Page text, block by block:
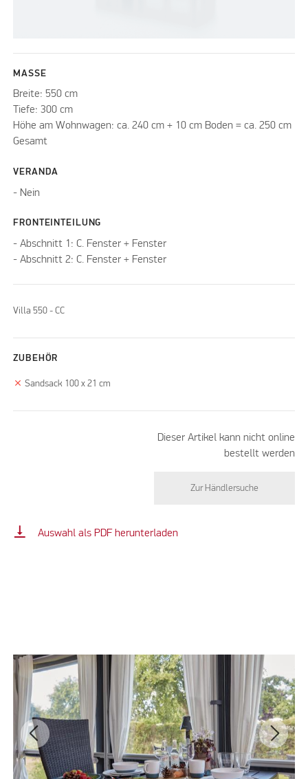
MASSE
Breite: 550 cm
Tiefe: 300 cm
Höhe am Wohnwagen: ca. 240 cm + 10 cm Boden = ca. 250 cm
Gesamt
VERANDA
- Nein
FRONTEINTEILUNG
- Abschnitt 1: C. Fenster + Fenster
- Abschnitt 2: C. Fenster + Fenster
Villa 550 - CC
ZUBEHÖR
clear Sandsack 100 x 21 cm
Dieser Artikel kann nicht online
bestellt werden
Zur Händlersuche
vertical_align_bottom Auswahl als PDF herunterladen